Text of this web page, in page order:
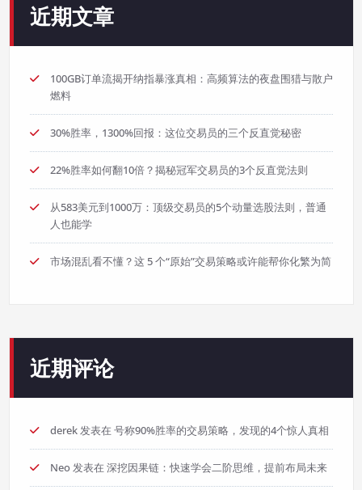
近期文章
100GB订单流揭开纳指暴涨真相：高频算法的夜盘围猎与散户
燃料
30%胜率，1300%回报：这位交易员的三个反直觉秘密
22%胜率如何翻10倍？揭秘冠军交易员的3个反直觉法则
从583美元到1000万：顶级交易员的5个动量选股法则，普通
人也能学
市场混乱看不懂？这 5 个“原始”交易策略或许能帮你化繁为简
近期评论
derek发表在 号称90%胜率的交易策略，发现的4个惊人真相
Neo发表在 深挖因果链：快速学会二阶思维，提前布局未来